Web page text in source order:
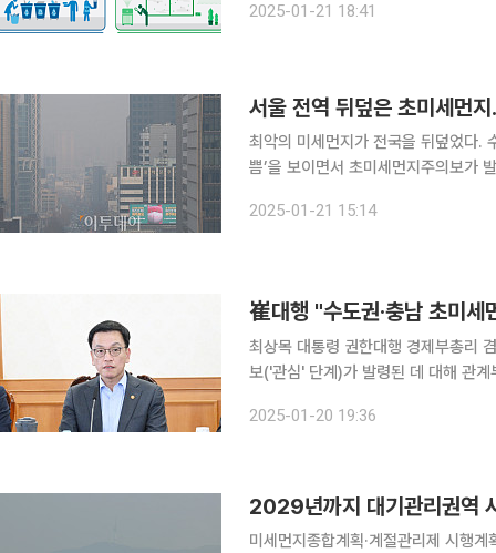
세먼지 일평균 농도가 50㎍/㎥를
2025-01-21 18:41
서울 전역 뒤덮은 초미세먼
최악의 미세먼지가 전국을 뒤덮었다.
쁨’을 보이면서 초미세먼지주의보가 발령됐다. 대기환경정보 실시간 공개시스템
다. 초미세먼지 기준 농도가 ㎥당
2025-01-21 15:14
崔대행 "수도권·충남 초미세
최상목 대통령 권한대행 경제부총리
보('관심' 단계)가 발령된 데 대해 관
환경부와 지자체에 "마련된 대응 매
2025-01-20 19:36
2029년까지 대기관리권역
미세먼지종합계획·계절관리제 시행